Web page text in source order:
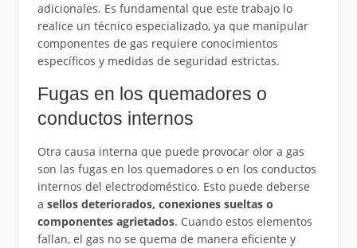
adicionales. Es fundamental que este trabajo lo
realice un técnico especializado, ya que manipular
componentes de gas requiere conocimientos
específicos y medidas de seguridad estrictas.
Fugas en los quemadores o
conductos internos
Otra causa interna que puede provocar olor a gas
son las fugas en los quemadores o en los conductos
internos del electrodoméstico. Esto puede deberse
a sellos deteriorados, conexiones sueltas o
componentes agrietados. Cuando estos elementos
fallan, el gas no se quema de manera eficiente y